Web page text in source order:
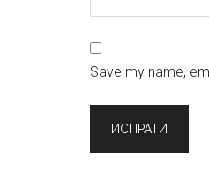
Save my name,